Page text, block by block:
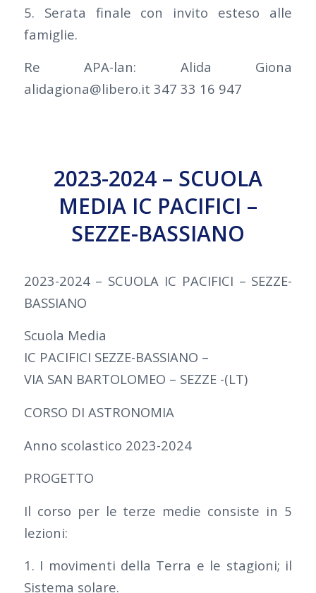
5. Serata finale con invito esteso alle
famiglie.
Re APA-lan: Alida Giona
alidagiona@libero.it 347 33 16 947
2023-2024 – SCUOLA
MEDIA IC PACIFICI –
SEZZE-BASSIANO
2023-2024 – SCUOLA IC PACIFICI – SEZZE-
BASSIANO
Scuola Media
IC PACIFICI SEZZE-BASSIANO –
VIA SAN BARTOLOMEO – SEZZE -(LT)
CORSO DI ASTRONOMIA
Anno scolastico 2023-2024
PROGETTO
Il corso per le terze medie consiste in 5
lezioni:
1. I movimenti della Terra e le stagioni; il
Sistema solare.